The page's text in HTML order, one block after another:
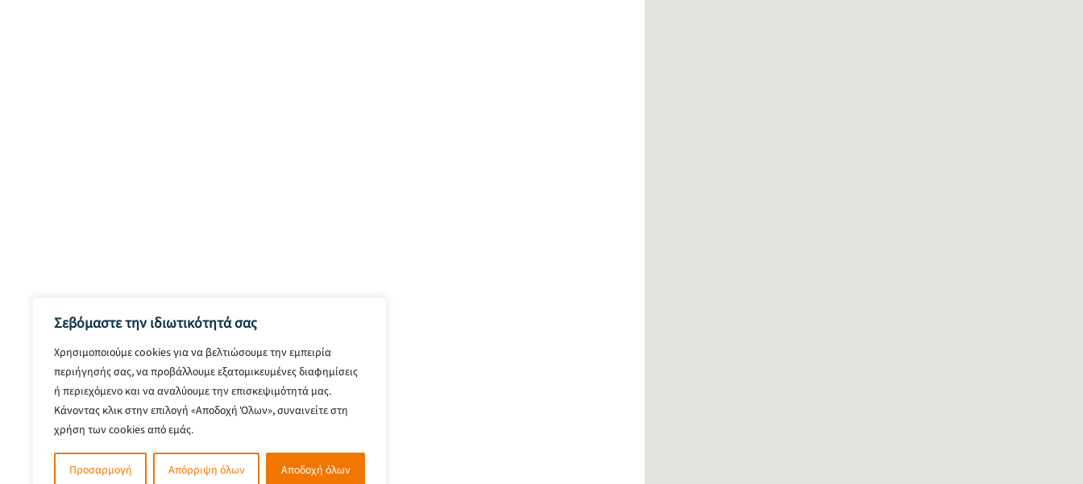
Σεβόμαστε την ιδιωτικότητά σας
Χρησιμοποιούμε cookies για να βελτιώσουμε την εμπειρία
περιήγησής σας, να προβάλλουμε εξατομικευμένες διαφημίσεις
ή περιεχόμενο και να αναλύουμε την επισκεψιμότητά μας.
Κάνοντας κλικ στην επιλογή «Αποδοχή Όλων», συναινείτε στη
χρήση των cookies από εμάς.
Προσαρμογή Απόρριψη όλων Αποδοχή όλων